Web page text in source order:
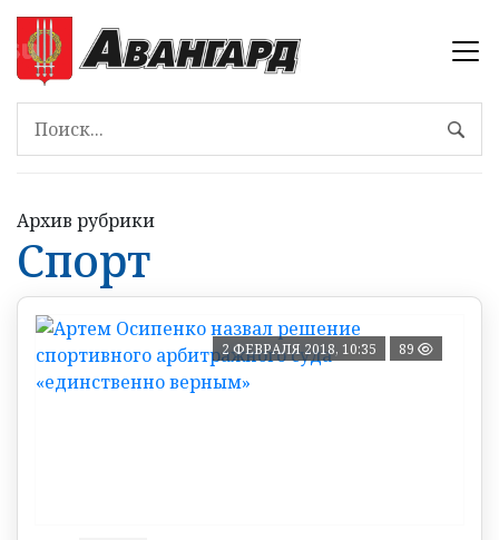
Архив рубрики
Спорт
2 ФЕВРАЛЯ 2018, 10:35 89